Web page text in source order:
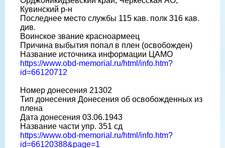
Кувинский р-н
Последнее место службы 115 кав. полк 316 кав.
див.
Воинское звание красноармеец
Причина выбытия попал в плен (освобожден)
Название источника информации ЦАМО
https://www.obd-memorial.ru/html/info.htm?
id=66120712
Номер донесения 21302
Тип донесения Донесения об освобожденных из
плена
Дата донесения 03.06.1943
Название части упр. 351 сд
https://www.obd-memorial.ru/html/info.htm?
id=66120388&page=1